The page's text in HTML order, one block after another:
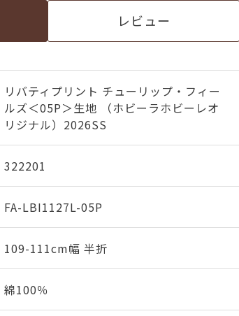
レビュー
リバティプリント チューリップ・フィー
ルズ＜05P＞生地 （ホビーラホビーレオ
リジナル）2026SS
322201
FA-LBI1127L-05P
109-111cm幅 半折
綿100％